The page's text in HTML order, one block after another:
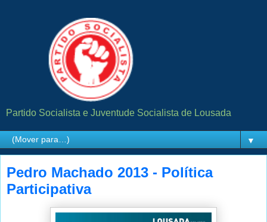
Partido Socialista e Juventude Socialista de Lousada
▼
Pedro Machado 2013 - Política
Participativa